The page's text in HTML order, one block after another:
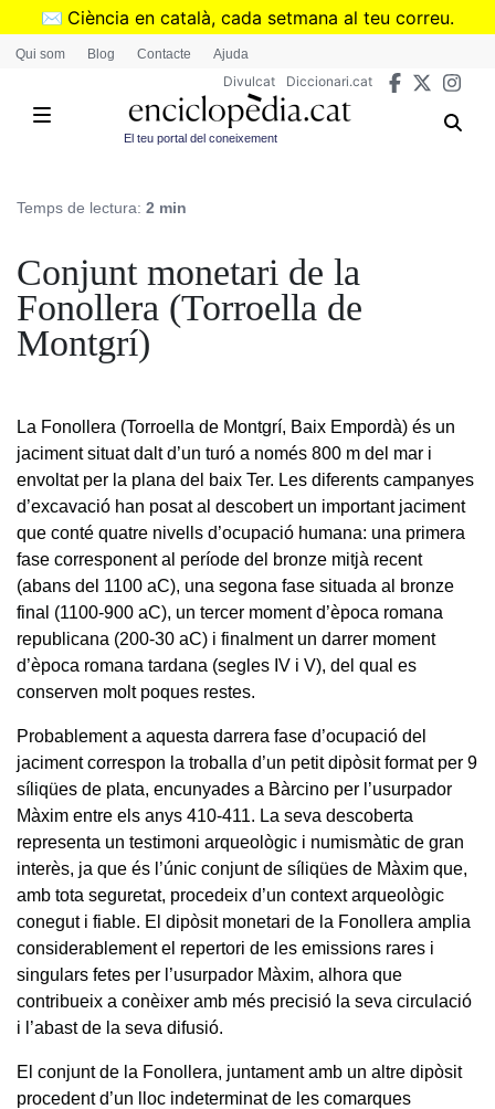
Vés
✉️ Ciència en català, cada setmana al teu correu.
➜Subscriu-te al butlletí de Divulcat
Qui som Blog Contacte Ajuda
Divulcat Diccionari.cat
El teu portal del coneixement
Temps de lectura: 2 min
Conjunt monetari de la
Fonollera (Torroella de
Montgrí)
La Fonollera (Torroella de Montgrí, Baix Empordà) és un
jaciment situat dalt d’un turó a només 800 m del mar i
envoltat per la plana del baix Ter. Les diferents campanyes
d’excavació han posat al descobert un important jaciment
que conté quatre nivells d’ocupació humana: una primera
fase corresponent al període del bronze mitjà recent
(abans del 1100 aC), una segona fase situada al bronze
final (1100-900 aC), un tercer moment d’època romana
republicana (200-30 aC) i finalment un darrer moment
d’època romana tardana (segles IV i V), del qual es
conserven molt poques restes.
Probablement a aquesta darrera fase d’ocupació del
jaciment correspon la troballa d’un petit dipòsit format per 9
síliqües de plata, encunyades a Bàrcino per l’usurpador
Màxim entre els anys 410-411. La seva descoberta
representa un testimoni arqueològic i numismàtic de gran
interès, ja que és l’únic conjunt de síliqües de Màxim que,
amb tota seguretat, procedeix d’un context arqueològic
conegut i fiable. El dipòsit monetari de la Fonollera amplia
considerablement el repertori de les emissions rares i
singulars fetes per l’usurpador Màxim, alhora que
contribueix a conèixer amb més precisió la seva circulació
i l’abast de la seva difusió.
El conjunt de la Fonollera, juntament amb un altre dipòsit
procedent d’un lloc indeterminat de les comarques